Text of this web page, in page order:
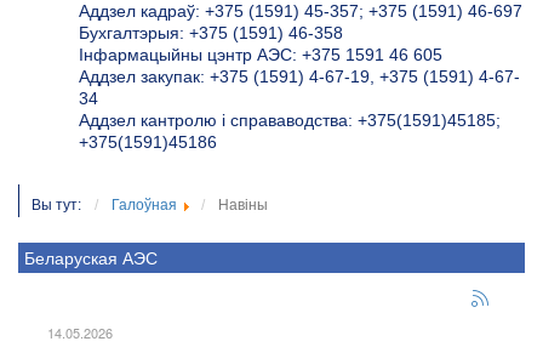
Аддзел кадраў: +375 (1591) 45-357; +375 (1591) 46-697
Бухгалтэрыя: +375 (1591) 46-358
Інфармацыйны цэнтр АЭС: +375 1591 46 605
Аддзел закупак: +375 (1591) 4-67-19, +375 (1591) 4-67-
34
Аддзел кантролю і справаводства: +375(1591)45185;
+375(1591)45186
Вы тут: Галоўная Навіны
Беларуская АЭС
14.05.2026